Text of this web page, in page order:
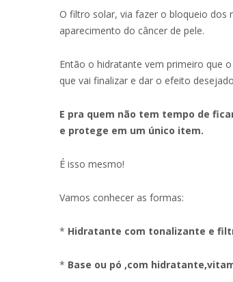
O filtro solar, via fazer o bloqueio dos
aparecimento do câncer de pele.
Então o hidratante vem primeiro que
que vai finalizar e dar o efeito
E pra quem não tem tempo de
e protege em um único item.
É isso mesmo!
Vamos conhecer as formas:
* Hidratante com tonalizante e
* Base ou pó ,com